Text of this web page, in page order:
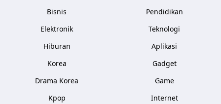
Bisnis
Elektronik
Hiburan
Korea
Drama Korea
Kpop
Pendidikan
Teknologi
Aplikasi
Gadget
Game
Internet